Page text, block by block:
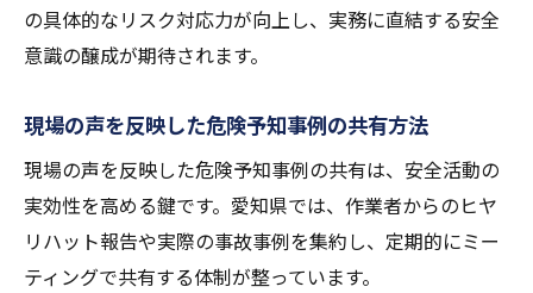
の具体的なリスク対応力が向上し、実務に直結する安全
意識の醸成が期待されます。
現場の声を反映した危険予知事例の共有方法
現場の声を反映した危険予知事例の共有は、安全活動の
実効性を高める鍵です。愛知県では、作業者からのヒヤ
リハット報告や実際の事故事例を集約し、定期的にミー
ティングで共有する体制が整っています。